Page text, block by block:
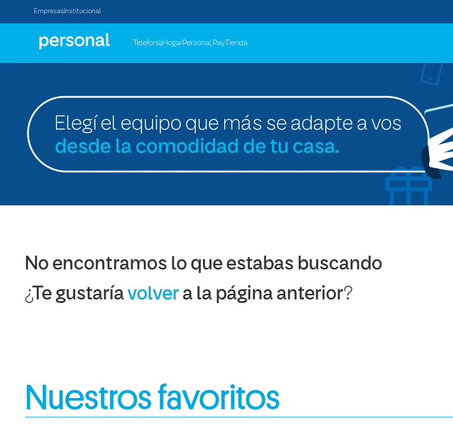
Empresas Institucional
TelefoníaHogarPersonal Pay Tienda
No encontramos lo que estabas buscando
¿Te gustaría volvera la página anterior?
Nuestros favoritos